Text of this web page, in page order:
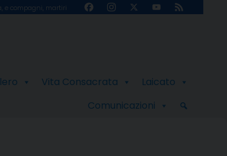
e compagni, martiri FacebookInstagram
X
YouTube
Feed
Vita Consacrata
Laicato
Comunicazioni